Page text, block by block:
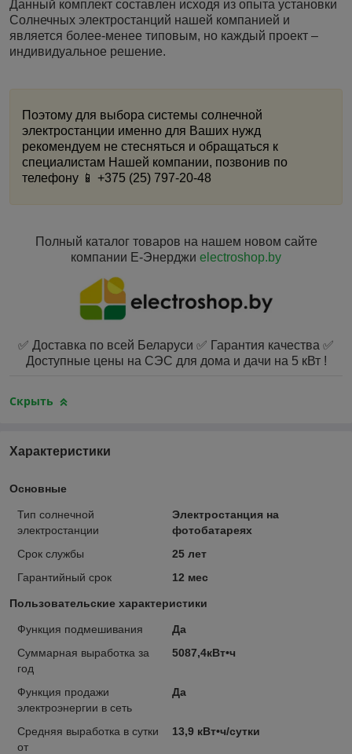
Данный комплект составлен исходя из опыта установки
Солнечных электростанций нашей компанией и
является более-менее типовым, но каждый проект –
индивидуальное решение.
Поэтому для выбора системы солнечной
электростанции именно для Ваших нужд
рекомендуем не стесняться и обращаться к
специалистам Нашей компании, позвонив по
телефону 📱 +375 (25) 797-20-48
Полный каталог товаров на нашем новом сайте
компании Е-Энерджи electroshop.by
✅ Доставка по всей Беларуси ✅ Гарантия качества ✅
Доступные цены на СЭС для дома и дачи на 5 кВт !
Скрыть
Характеристики
Основные
Тип солнечной
электростанции
Электростанция на
фотобатареях
Срок службы
25 лет
Гарантийный срок
12 мес
Пользовательские характеристики
Функция подмешивания
Да
Суммарная выработка за
год
5087,4кВт•ч
Функция продажи
электроэнергии в сеть
Да
Средняя выработка в сутки
от
13,9 кВт•ч/сутки